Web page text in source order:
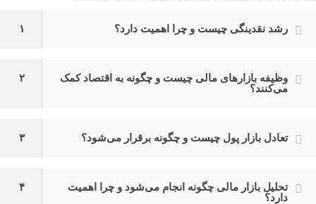
۱ رشد نقدینگی چیست و چرا اهمیت دارد؟
۲
وظیفه بازارهای مالی چیست و چگونه به اقتصاد کمک
می‌کنند؟
۳ تعادل بازار پول چیست و چگونه برقرار می‌شود؟
۴
تحلیل بازار مالی چگونه انجام می‌شود و چرا اهمیت
دارد؟